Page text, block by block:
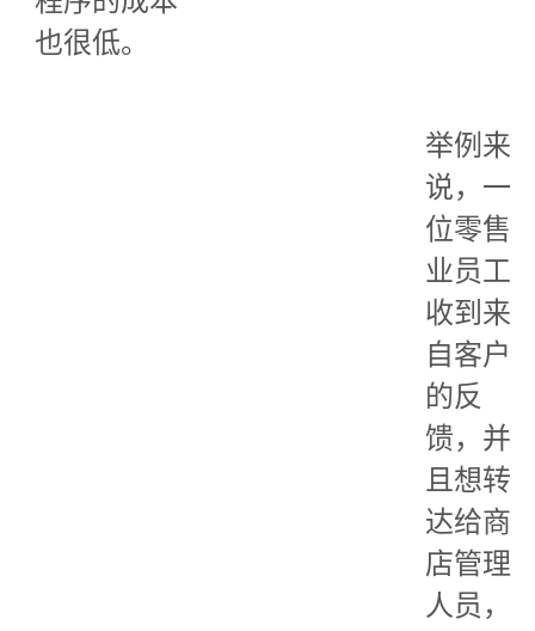
也很低。
举例来
说，一
位零售
业员工
收到来
自客户
的反
馈，并
且想转
达给商
店管理
人员，